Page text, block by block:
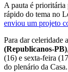
A pauta é
rápido do tema no
enviou um projeto
Para dar celeridade
(Republicanos-PB)
(16) e sexta-feira
do plenário da Casa.